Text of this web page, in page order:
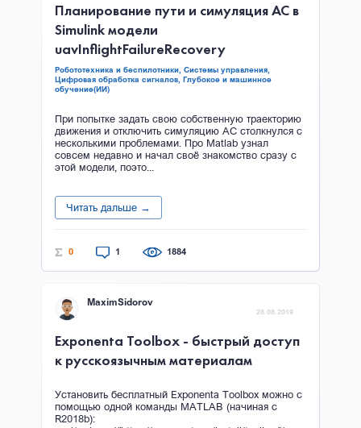
Планирование пути и симуляция АС в
Simulink модели
uavInflightFailureRecovery
Робототехника и беспилотники, Системы управления,
Цифровая обработка сигналов, Глубокое и машинное
обучение(ИИ)
При попытке задать свою собственную траекторию
движения и отключить симуляцию АС столкнулся с
несколькими проблемами. Про Matlab узнал
совсем недавно и начал своё знакомство сразу с
этой модели, поэто...
Читать дальше →
0 1 1884
28.08.2019
MaximSidorov
Exponenta Toolbox - быстрый доступ
к русскоязычным материалам
Установить бесплатный Exponenta Toolbox можно с
помощью одной команды MATLAB (начиная с
R2018b):